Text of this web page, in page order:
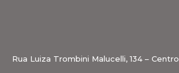
Rua Luiza Trombini Malucelli, 134 – Centro